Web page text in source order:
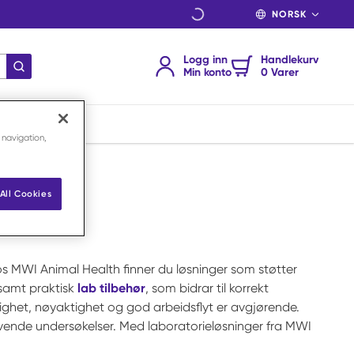
SPRÅK
send søk
Logg inn
Min konto
Handlekurv
0 Varer
Animal Health finner du løsninger som støtter
praktisk lab tilbehør, som bidrar til korrekt
nøyaktighet og god arbeidsflyt er avgjørende.
undersøkelser. Med laboratorieløsninger fra MWI
Cookies